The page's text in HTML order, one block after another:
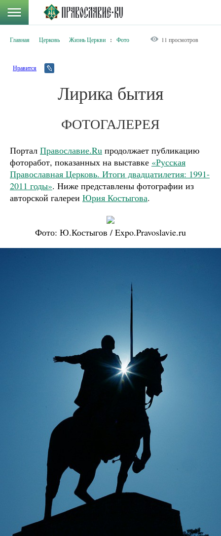
Главная Церковь Жизнь Церкви : Фото 11 просмотров
Нравится
Лирика бытия
ФОТОГАЛЕРЕЯ
Портал Православие.Ru продолжает публикацию
фоторабот, показанных на выставке «Русская
Православная Церковь. Итоги двадцатилетия: 1991-
2011 годы». Ниже представлены фотографии из
авторской галереи Юрия Костыгова.
Фото: Ю.Костыгов / Expo.Pravoslavie.ru